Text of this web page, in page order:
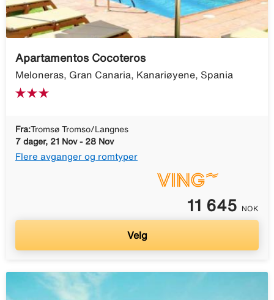
Apartamentos Cocoteros
Meloneras, Gran Canaria, Kanariøyene, Spania
Fra:Tromsø Tromso/Langnes
7 dager, 21 Nov - 28 Nov
Flere avganger og romtyper
11 645 NOK
Velg